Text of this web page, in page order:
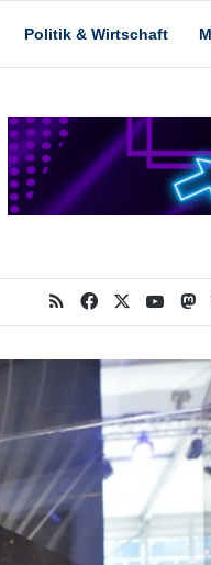
Politik & Wirtschaft
RSS Facebook